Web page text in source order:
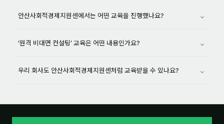
안산사회적경제지원센에서는 어떤 교육을 진행했나요? ⌄
‘원격 비대면 컨설팅’ 교육은 어떤 내용인가요? ⌄
우리 회사도 안산사회적경제지원센처럼 교육받을 수 있나요? ⌄